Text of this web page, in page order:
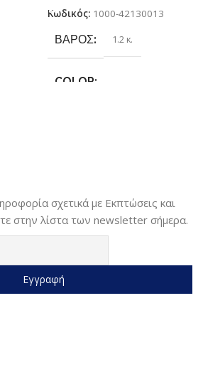
Κωδικός: 1000-42130013
ΒΆΡΟΣ 1.2 κ.
COLOR
σχετικά με Εκπτώσεις και
στην λίστα των newsletter σήμερα.